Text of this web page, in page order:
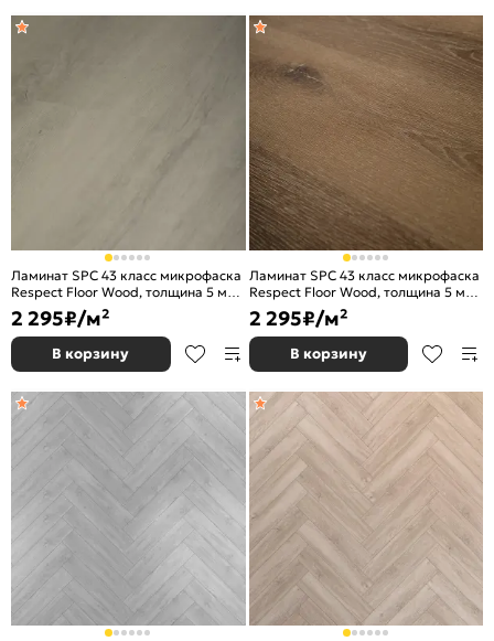
Ламинат SPC 43 класс микрофаска
Respect Floor Wood, толщина 5 мм,
4204 Дуб Серый
2 295₽/м²
В корзину
Ламинат SPC 43 класс микрофаска
Respect Floor Wood, толщина 5 мм,
4216 Дуб Дачный
2 295₽/м²
В корзину